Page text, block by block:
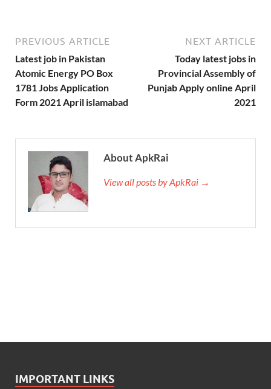
PREVIOUS ARTICLE
Latest job in Pakistan
Atomic Energy PO Box
1781 Jobs Application
Form 2021 April islamabad
NEXT ARTICLE
Today latest jobs in
Provincial Assembly of
Punjab Apply online April
2021
About ApkRai
View all posts by ApkRai →
IMPORTANT LINKS